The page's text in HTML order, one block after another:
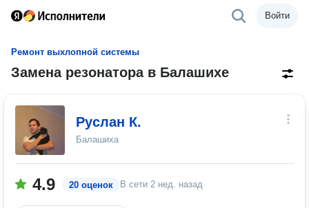
Войти
Ремонт выхлопной системы
Замена резонатора в Балашихе
Руслан К.
Балашиха
4.9 20 оценок В сети 2 нед. назад